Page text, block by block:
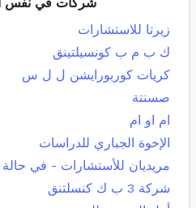
زيرتا للاستشارات
ك ب م ب كونسيلتينق
كريات كوربورايشن ل ل س
صسنتة
ام او ام
الإخوة الجباري للدراسات
مريديان للأستشارات - في
شركة 3 ب ك كنسلتنق